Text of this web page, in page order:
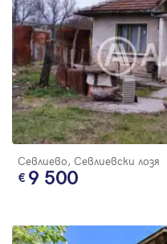
Севлиево, Севлиевски лозя
9 500